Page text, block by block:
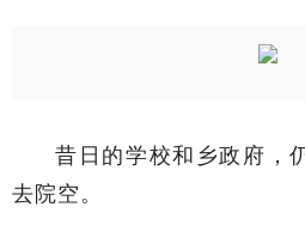
昔日的学校和乡政府，
去院空。